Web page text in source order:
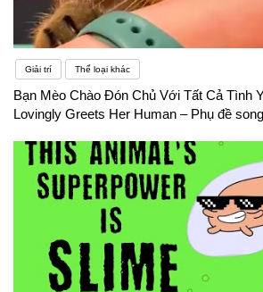
Giải trí Thể loại khác
Bạn Mèo Chào Đón Chủ Với Tất Cả Tình
Lovingly Greets Her Human – Phụ đề